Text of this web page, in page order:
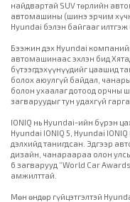
найдвартай SUV төрлийн
автомашины (шинэ эрчим
Hyundai бэлэн байгааг илтгэж
Бээжин дэх Hyundai
автомашинаас эхлэн бид
бүтээгдэхүүнүүдийг цаашид
болох аюулгүй байдал,
болон ухаалаг дотоод орчны
загваруудыг тун удахгүй
IONIQ нь Hyundai-ийн бүрэн
Hyundai IONIQ 5, Hyundai
дэлхийд танигдсан. Эдгээр
дизайн, чанараараа олон
6 загварууд “World Car
амжилттай.
Мөн өндөр гүйцэтгэлтэй